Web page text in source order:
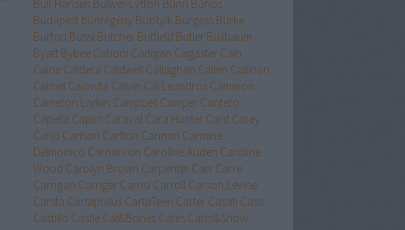
Bull-Hansen Bulwer-Lytton Bunn Bűnös
Budapest bűnregény Buótyik Burgess Burke
Burton Bussi Butcher Butfield Butler Buxbaum
Byatt Bybee Caboni Cadigan Cagaster Cain
Caine Caldera Caldwell Callaghan Callen Callihan
Calmel Calonita Calvin Cal Leandros Cameron
Cameron Larkin Campbell Camper Cantero
Capella Caplin Caraval Cara Hunter Card Carey
Carlo Carlson Carlton Carman Carmine
Delmonico Carnarvon Caroline Auden Caroline
Wood Carolyn Brown Carpenter Carr Carre
Carrigan Carriger Carrisi Carroll Carson Levine
Carsta Cartaphilus CartaTeen Carter Casati Cass
Castillo Castle Cat&Bones Cates Cates&Show